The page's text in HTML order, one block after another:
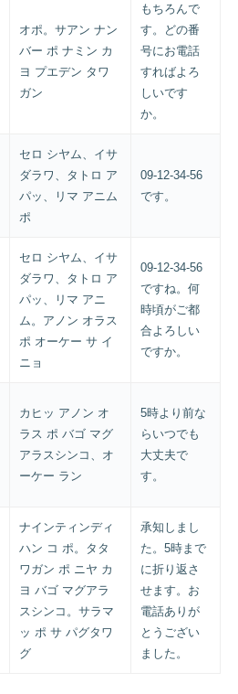
オポ。サアン ナン
バー ポ ナミン カ
ヨ プエデン タワ
ガン
もちろんで
す。どの番
号にお電話
すればよろ
しいです
か。
セロ シヤム、イサ
ダラワ、タトロ ア
パッ、リマ アニム
ポ
09-12-34-56
です。
セロ シヤム、イサ
ダラワ、タトロ ア
パッ、リマ アニ
ム。アノン オラス
ポ オーケー サ イ
ニョ
09-12-34-56
ですね。何
時頃がご都
合よろしい
ですか。
カヒッ アノン オ
ラス ポ バゴ マグ
アラスシンコ、オ
ーケー ラン
5時より前な
らいつでも
大丈夫で
す。
ナインティンディ
ハン コ ポ。タタ
ワガン ポ ニヤ カ
ヨ バゴ マグアラ
スシンコ。サラマ
ッ ポ サ パグタワ
グ
承知しまし
た。5時まで
に折り返さ
せます。お
電話ありが
とうござい
ました。